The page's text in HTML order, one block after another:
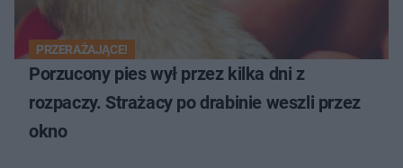
PRZERAŻAJĄCE!
Porzucony pies wył przez kilka dni z
rozpaczy. Strażacy po drabinie weszli przez
okno